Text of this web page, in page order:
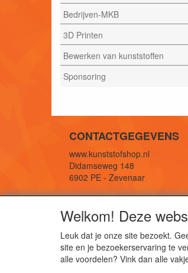
Bedrijven-MKB
3D Printen
Bewerken van kunststoffen
Sponsoring
CONTACTGEGEVENS
www.kunststofshop.nl
Didamseweg 148
6902 PE - Zevenaar
Telefoon: +31 (0) 316 241 994
Welkom! Deze
Leuk dat je onze site bezoekt.
site en je bezoekerservaring te
alle voordelen? Vink dan alle